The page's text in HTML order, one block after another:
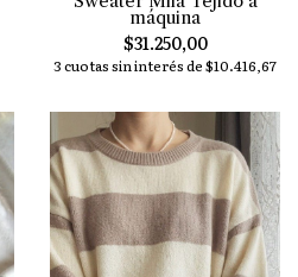
máquina
$31.250,00
3 cuotas sin interés de $10.416,67